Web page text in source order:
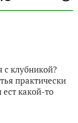
с клубникой?
практически
какой-то